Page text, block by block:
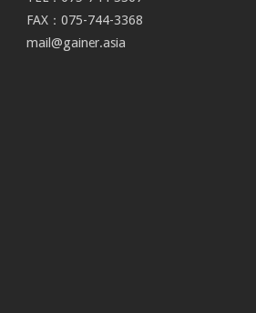
FAX：075-744-3368
mail@gainer.asia